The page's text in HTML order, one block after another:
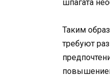
шпагата
Таким
требуют